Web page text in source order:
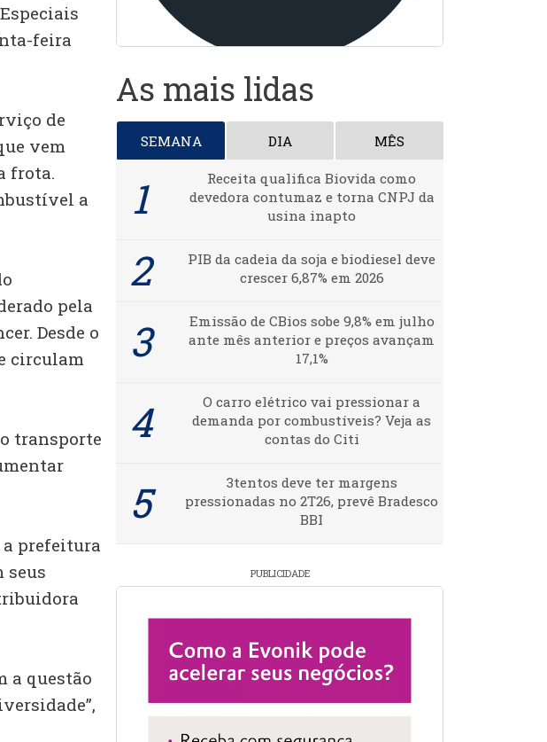
feira
de
vem
frota.
a
pela
Desde o
circulam
transporte
a prefeitura
seus
a questão
As mais lidas
SEMANA DIA MÊS
Receita qualifica Biovida como
devedora contumaz e torna CNPJ da
usina inapto
PIB da cadeia da soja e biodiesel deve
crescer 6,87% em 2026
Emissão de CBios sobe 9,8% em julho
ante mês anterior e preços avançam
17,1%
O carro elétrico vai pressionar a
demanda por combustíveis? Veja as
contas do Citi
3tentos deve ter margens
pressionadas no 2T26, prevê Bradesco
BBI
PUBLICIDADE